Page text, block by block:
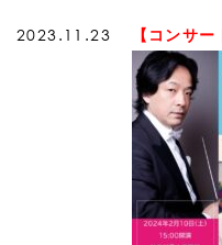
2023.11.23 【コンサー